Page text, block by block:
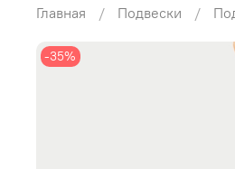
Главная Подвески
-35%